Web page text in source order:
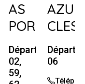
AS
PORQUET
Départements
02,
59,
AZUR
CLES
06